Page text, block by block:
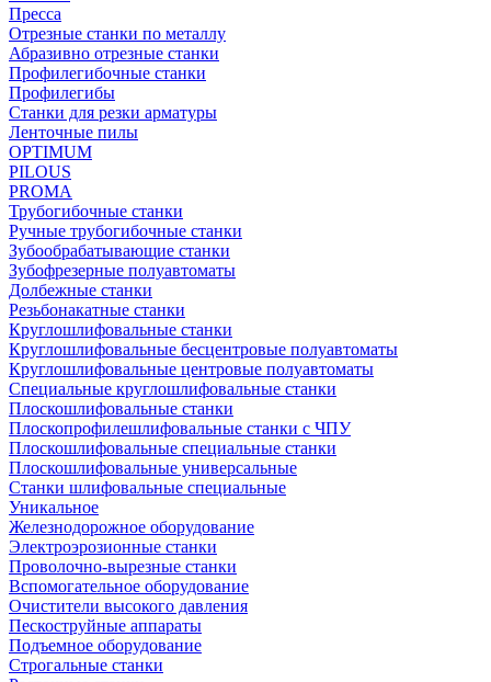
Пресса
Отрезные станки по металлу
Абразивно отрезные станки
Профилегибочные станки
Профилегибы
Станки для резки арматуры
Ленточные пилы
OPTIMUM
PILOUS
PROMA
Трубогибочные станки
Ручные трубогибочные станки
Зубообрабатывающие станки
Зубофрезерные полуавтоматы
Долбежные станки
Резьбонакатные станки
Круглошлифовальные станки
Круглошлифовальные бесцентровые полуавтоматы
Круглошлифовальные центровые полуавтоматы
Специальные круглошлифовальные станки
Плоскошлифовальные станки
Плоскопрофилешлифовальные станки с ЧПУ
Плоскошлифовальные специальные станки
Плоскошлифовальные универсальные
Станки шлифовальные специальные
Уникальное
Железнодорожное оборудование
Электроэрозионные станки
Проволочно-вырезные станки
Вспомогательное оборудование
Очистители высокого давления
Пескоструйные аппараты
Подъемное оборудование
Строгальные станки